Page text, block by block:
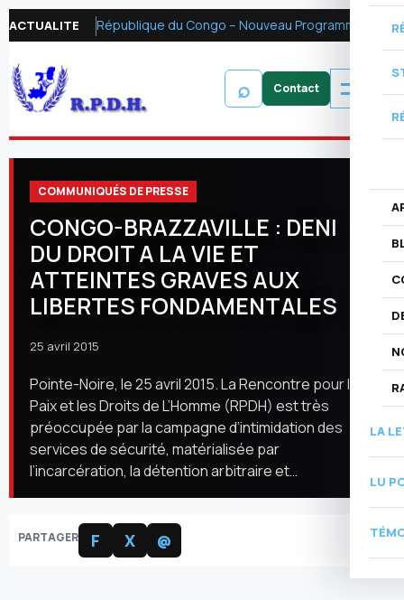
ACTUALITE
⌕
LA
LU
COMMUNIQUÉS DE PRESSE
CONGO-BRAZZAVILLE : DENI
DU DROIT A LA VIE ET
ATTEINTES GRAVES AUX
LIBERTES FONDAMENTALES
25 avril 2015
Pointe-Noire, le 25 avril 2015. La Rencontre pour la
Paix et les Droits de L’Homme (RPDH) est très
préoccupée par la campagne d’intimidation des
services de sécurité, matérialisée par
l’incarcération, la détention arbitraire et…
PARTAGER F X @